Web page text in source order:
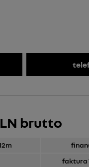
brutto
faktura